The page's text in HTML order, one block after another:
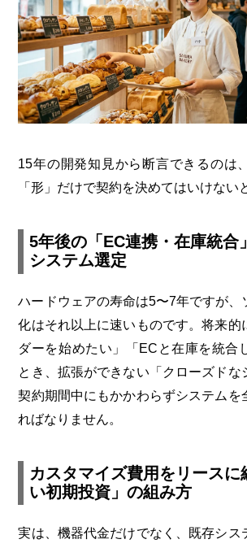
15年の開発知見から断言できるのは
「形」だけで契約を決めてはいけない
5年後の「EC連携・在庫統合
システム選定
ハードウェアの寿命は5〜7年ですが、
化はそれ以上に速いものです。将来的
ダーを始めたい」「ECと在庫を統合
とき、拡張ができない「クローズドな
契約期間中にもかかわらずシステムを
ればなりません。
カスタマイズ費用をリースに
い初期投資」の組み方
実は、機器代金だけでなく、既存シス